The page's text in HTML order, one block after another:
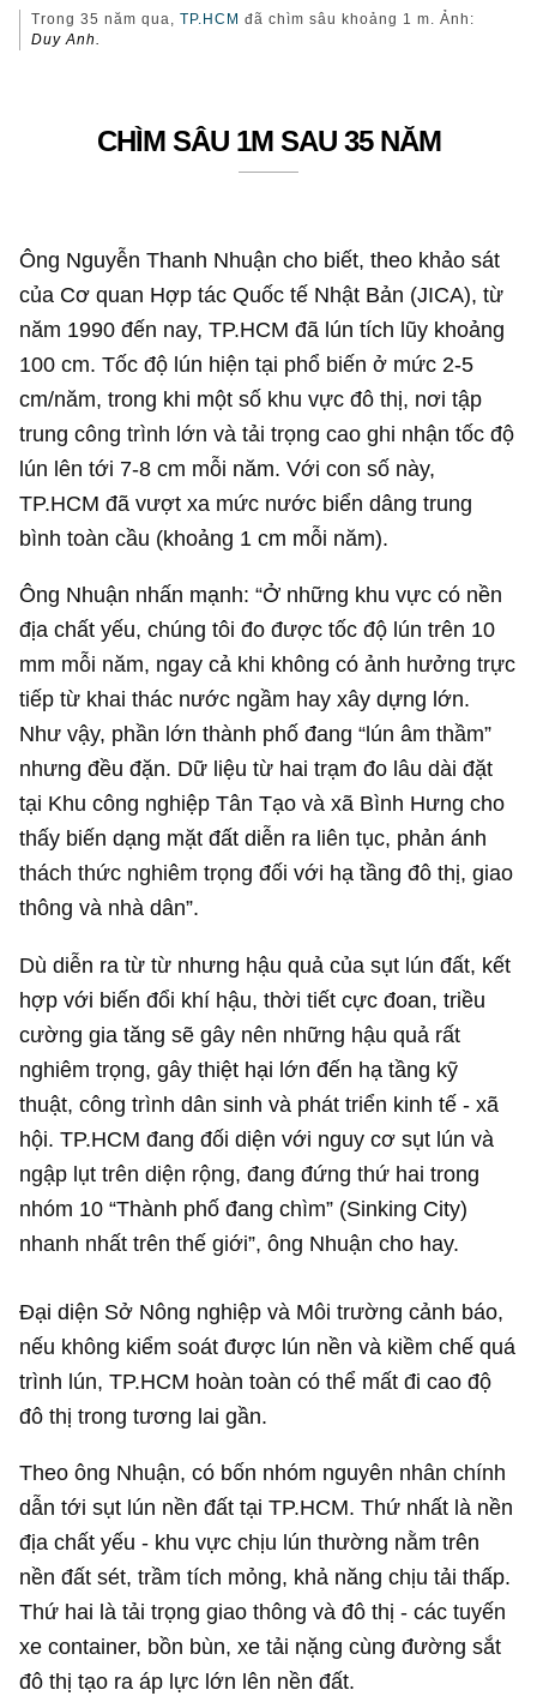
Trong 35 năm qua,TP.HCM đã chìm sâu khoảng 1 m. Ảnh:
Duy Anh.
CHÌM SÂU 1M SAU 35 NĂM
Ông Nguyễn Thanh Nhuận cho biết, theo khảo sát
của Cơ quan Hợp tác Quốc tế Nhật Bản (JICA), từ
năm 1990 đến nay, TP.HCM đã lún tích lũy khoảng
100 cm. Tốc độ lún hiện tại phổ biến ở mức 2-5
cm/năm, trong khi một số khu vực đô thị, nơi tập
trung công trình lớn và tải trọng cao ghi nhận tốc độ
lún lên tới 7-8 cm mỗi năm. Với con số này,
TP.HCM đã vượt xa mức nước biển dâng trung
bình toàn cầu (khoảng 1 cm mỗi năm).
Ông Nhuận nhấn mạnh: “Ở những khu vực có nền
địa chất yếu, chúng tôi đo được tốc độ lún trên 10
mm mỗi năm, ngay cả khi không có ảnh hưởng trực
tiếp từ khai thác nước ngầm hay xây dựng lớn.
Như vậy, phần lớn thành phố đang “lún âm thầm”
nhưng đều đặn. Dữ liệu từ hai trạm đo lâu dài đặt
tại Khu công nghiệp Tân Tạo và xã Bình Hưng cho
thấy biến dạng mặt đất diễn ra liên tục, phản ánh
thách thức nghiêm trọng đối với hạ tầng đô thị, giao
thông và nhà dân”.
Dù diễn ra từ từ nhưng hậu quả của sụt lún đất, kết
hợp với biến đổi khí hậu, thời tiết cực đoan, triều
cường gia tăng sẽ gây nên những hậu quả rất
nghiêm trọng, gây thiệt hại lớn đến hạ tầng kỹ
thuật, công trình dân sinh và phát triển kinh tế - xã
hội. TP.HCM đang đối diện với nguy cơ sụt lún và
ngập lụt trên diện rộng, đang đứng thứ hai trong
nhóm 10 “Thành phố đang chìm” (Sinking City)
nhanh nhất trên thế giới”, ông Nhuận cho hay.
Đại diện Sở Nông nghiệp và Môi trường cảnh báo,
nếu không kiểm soát được lún nền và kiềm chế quá
trình lún, TP.HCM hoàn toàn có thể mất đi cao độ
đô thị trong tương lai gần.
Theo ông Nhuận, có bốn nhóm nguyên nhân chính
dẫn tới sụt lún nền đất tại TP.HCM. Thứ nhất là nền
địa chất yếu - khu vực chịu lún thường nằm trên
nền đất sét, trầm tích mỏng, khả năng chịu tải thấp.
Thứ hai là tải trọng giao thông và đô thị - các tuyến
xe container, bồn bùn, xe tải nặng cùng đường sắt
đô thị tạo ra áp lực lớn lên nền đất.